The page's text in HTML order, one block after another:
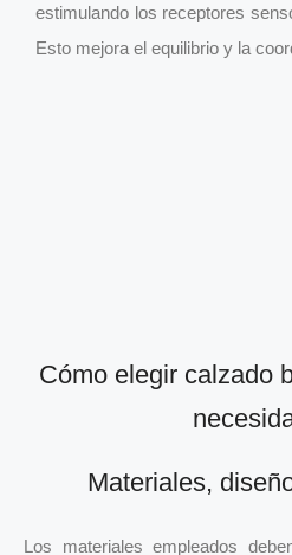
estimulando los receptores
Esto mejora el equilibrio y la
Cómo elegir calzado
Materiales,
Los materiales empleados